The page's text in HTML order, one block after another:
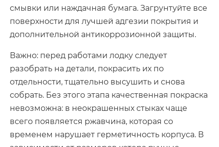
смывки или наждачная бумага. Загрунтуйте все
поверхности для лучшей адгезии покрытия и
дополнительной антикоррозионной защиты.
Важно: перед работами лодку следует
разобрать на детали, покрасить их по
отдельности, тщательно высушить и снова
собрать. Без этого этапа качественная покраска
невозможна: в неокрашенных стыках чаще
всего появляется ржавчина, которая со
временем нарушает герметичность корпуса. В